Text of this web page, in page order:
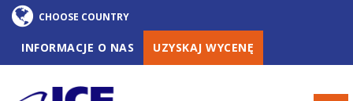
INFORMACJE O NAS UZYSKAJ WYCENĘ